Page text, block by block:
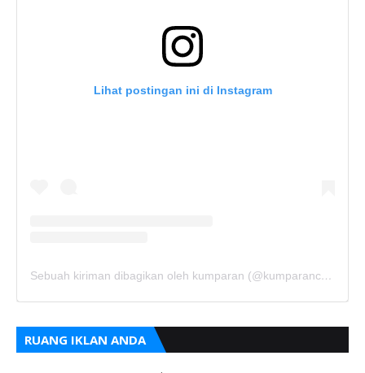
Lihat postingan ini di Instagram
Sebuah kiriman dibagikan oleh kumparan (@kumparancom)
RUANG IKLAN ANDA